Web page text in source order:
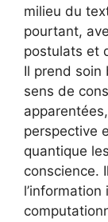
milieu du
pourtant,
postulats et
Il prend soin
sens de
perspective
quantique
conscience.